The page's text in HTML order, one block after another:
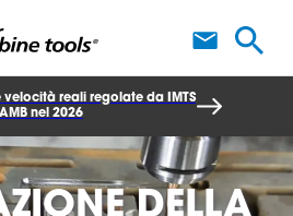
reali regolate da IMTS
nel 2026
DELLA